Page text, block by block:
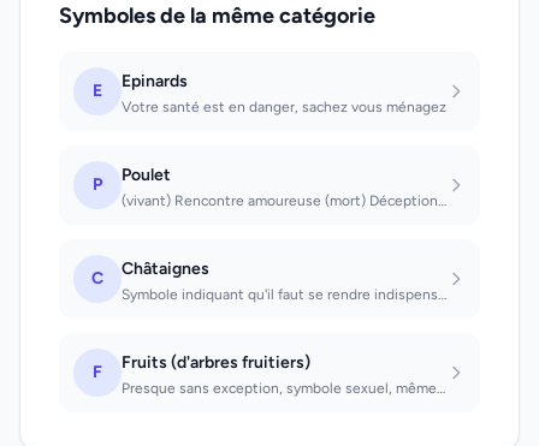
Symboles de la même catégorie
E Epinards
Votre santé est en danger, sachez vous ménagez
P Poulet
(vivant) Rencontre amoureuse (mort) Déception amoureuse (en manger) Affaires pro...
C Châtaignes
Symbole indiquant qu'il faut se rendre indispensable à l'homme aimé; rêve pureme...
F Fruits (d'arbres fruitiers)
Presque sans exception, symbole sexuel, même sous sa forme la plus nette et la p...